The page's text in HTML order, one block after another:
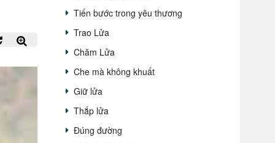
Tiến bước trong yêu thương
Trao Lửa
Chăm Lửa
Che mà không khuất
Giữ lửa
Thắp lửa
Đúng đường